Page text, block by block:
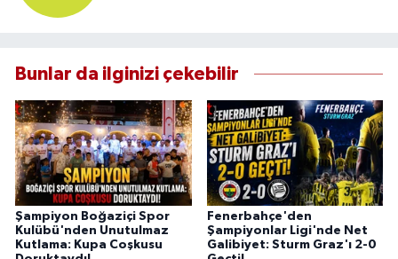
Bunlar da ilginizi çekebilir
Şampiyon Boğaziçi Spor
Kulübü'nden Unutulmaz
Kutlama: Kupa Coşkusu
Fenerbahçe'den
Şampiyonlar Ligi'nde Net
Galibiyet: Sturm Graz'ı 2-0